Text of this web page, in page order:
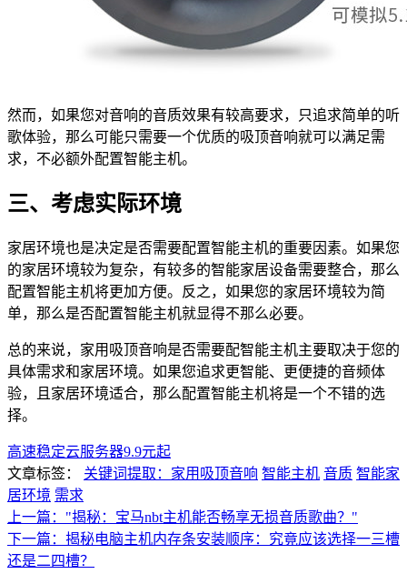
然而，如果您对音响的音质效果有较高要求，只追求简单的听
歌体验，那么可能只需要一个优质的吸顶音响就可以满足需
求，不必额外配置智能主机。
三、考虑实际环境
家居环境也是决定是否需要配置智能主机的重要因素。如果您
的家居环境较为复杂，有较多的智能家居设备需要整合，那么
配置智能主机将更加方便。反之，如果您的家居环境较为简
单，那么是否配置智能主机就显得不那么必要。
总的来说，家用吸顶音响是否需要配智能主机主要取决于您的
具体需求和家居环境。如果您追求更智能、更便捷的音频体
验，且家居环境适合，那么配置智能主机将是一个不错的选
择。
高速稳定云服务器9.9元起
文章标签：
关键词提取：家用吸顶音响 智能主机 音质 智能家
居环境 需求
上一篇："揭秘：宝马nbt主机能否畅享无损音质歌曲？"
下一篇：揭秘电脑主机内存条安装顺序：究竟应该选择一三槽
还是二四槽？